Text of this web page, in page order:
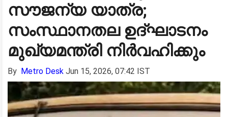
സൗജന്യ യാത്ര;
സംസ്ഥാനതല ഉദ്ഘാടനം
മുഖ്യമന്ത്രി നിർവഹിക്കും
By Metro Desk Jun 15, 2026, 07:42 IST